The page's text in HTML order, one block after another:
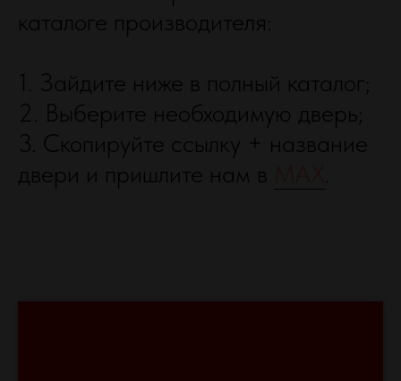
каталоге производителя:
1. Зайдите ниже в полный каталог;
2. ⁠Выберите необходимую дверь;
3. ⁠Скопируйте ссылку + название
двери и пришлите нам в